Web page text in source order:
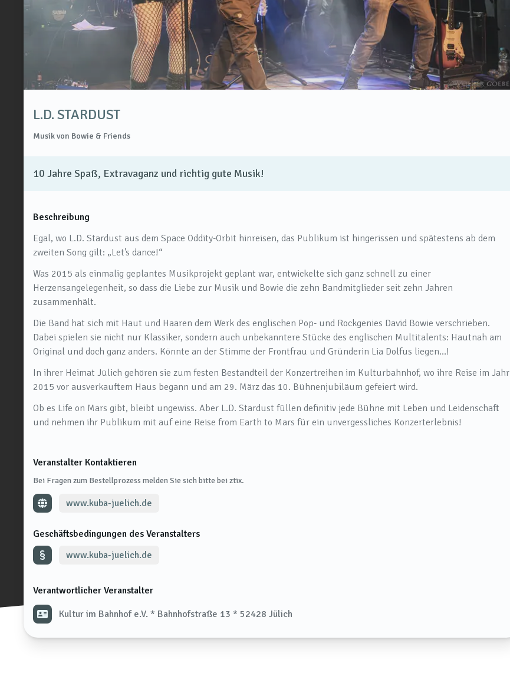
L.D. STARDUST
Musik von Bowie & Friends
10 Jahre Spaß, Extravaganz und richtig gute Musik!
Beschreibung
Egal, wo L.D. Stardust aus dem Space Oddity-Orbit hinreisen, das Publikum ist hingerissen und spätestens ab dem
zweiten Song gilt: „Let’s dance!“
Was 2015 als einmalig geplantes Musikprojekt geplant war, entwickelte sich ganz schnell zu einer
Herzensangelegenheit, so dass die Liebe zur Musik und Bowie die zehn Bandmitglieder seit zehn Jahren
zusammenhält.
Die Band hat sich mit Haut und Haaren dem Werk des englischen Pop- und Rockgenies David Bowie verschrieben.
Dabei spielen sie nicht nur Klassiker, sondern auch unbekanntere Stücke des englischen Multitalents: Hautnah am
Original und doch ganz anders. Könnte an der Stimme der Frontfrau und Gründerin Lia Dolfus liegen…!
In ihrer Heimat Jülich gehören sie zum festen Bestandteil der Konzertreihen im Kulturbahnhof, wo ihre Reise im Jahr
2015 vor ausverkauftem Haus begann und am 29. März das 10. Bühnenjubiläum gefeiert wird.
Ob es Life on Mars gibt, bleibt ungewiss. Aber L.D. Stardust füllen definitiv jede Bühne mit Leben und Leidenschaft
und nehmen ihr Publikum mit auf eine Reise from Earth to Mars für ein unvergessliches Konzerterlebnis!
Veranstalter Kontaktieren
Bei Fragen zum Bestellprozess melden Sie sich bitte bei ztix.
www.kuba-juelich.de
Geschäftsbedingungen des Veranstalters
www.kuba-juelich.de
Verantwortlicher Veranstalter
Kultur im Bahnhof e.V. * Bahnhofstraße 13 * 52428 Jülich